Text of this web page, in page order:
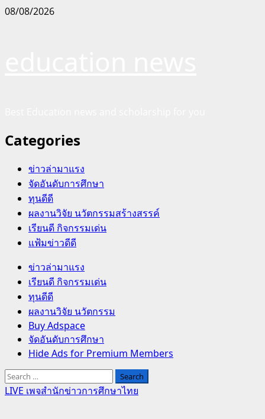
Skip
08/08/2026
Categories
ข่าวล่ามาแรง
จัดอันดับการศึกษา
ทุนดีดี
ผลงานวิจัย นวัตกรรมสร้างสรรค์
เรียนดี กิจกรรมเด่น
แฟ้มข่าวดีดี
Primary
Menu
ข่าวล่ามาแรง
เรียนดี กิจกรรมเด่น
ทุนดีดี
ผลงานวิจัย นวัตกรรม
Buy Adspace
จัดอันดับการศึกษา
Hide Ads for Premium Members
Search
for:
LIVE เพจสำนักข่าวการศึกษาไทย